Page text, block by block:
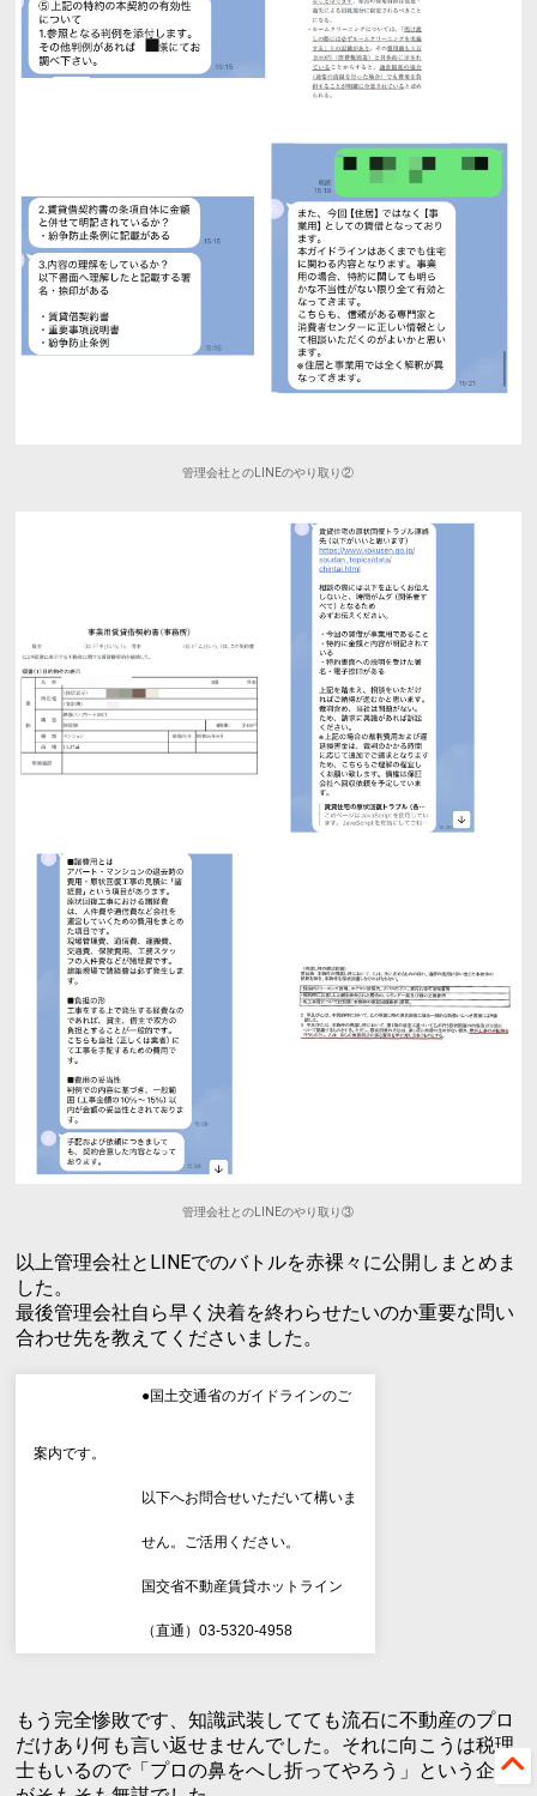
管理会社とのLINEのやり取り②
管理会社とのLINEのやり取り③
以上管理会社とLINEでのバトルを赤裸々に公開しまとめま
した。
最後管理会社自ら早く決着を終わらせたいのか重要な問い
合わせ先を教えてくださいました。
●国土交通省のガイドラインのご
案内です。
以下へお問合せいただいて構いま
せん。ご活用ください。
国交省不動産賃貸ホットライン
（直通）03-5320-4958
もう完全惨敗です、知識武装してても流石に不動産のプロ
だけあり何も言い返せませんでした。それに向こうは税理
士もいるので「プロの鼻をへし折ってやろう」という企み